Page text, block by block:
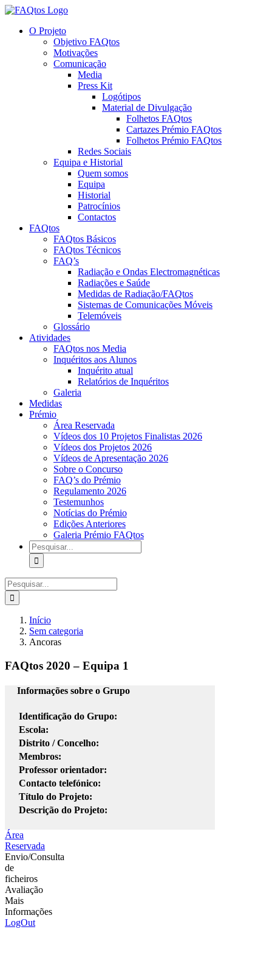
Skip
contentO Projeto
Objetivo FAQtos
Motivações
Comunicação
Media
Press Kit
Logótipos
Material de Divulgação
Folhetos FAQtos
Cartazes Prémio FAQtos
Folhetos Prémio FAQtos
Redes Sociais
Equipa e Historial
Quem somos
Equipa
Historial
Patrocínios
Contactos
FAQtos
FAQtos Básicos
FAQtos Técnicos
FAQ’s
Radiação e Ondas Electromagnéticas
Radiações e Saúde
Medidas de Radiação/FAQtos
Sistemas de Comunicações Móveis
Telemóveis
Glossário
Atividades
FAQtos nos Media
Inquéritos aos Alunos
Inquérito atual
Relatórios de Inquéritos
Galeria
Medidas
Prémio
Área Reservada
Vídeos dos 10 Projetos Finalistas 2026
Vídeos dos Projetos 2026
Vídeos de Apresentação 2026
Sobre o Concurso
FAQ’s do Prémio
Regulamento 2026
Testemunhos
Notícias do Prémio
Edições Anteriores
Galeria Prémio FAQtos
Pesquisar
Pesquisar
Início
Sem categoria
Ancoras
FAQtos 2020 – Equipa 1
Informações sobre o Grupo
Identificação do Grupo:
Escola:
Distrito / Concelho:
Membros:
Professor orientador:
Contacto telefónico:
Título do Projeto:
Descrição do Projeto:
Área
Reservada
Envio/Consulta
de
ficheiros
Avaliação
Mais
Informações
LogOut